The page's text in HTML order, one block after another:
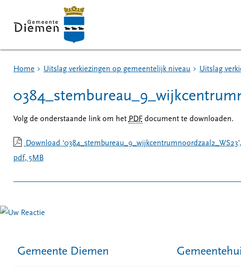
Home Uitslag verkiezingen op gemeentelijk niveau Uitslag
Volg de onderstaande link om het PDF document te downloaden.
Download ‘0384_stembureau_9_wijkcentrumnoordzaal2_WS23’,
pdf, 5MB
Gemeente Diemen